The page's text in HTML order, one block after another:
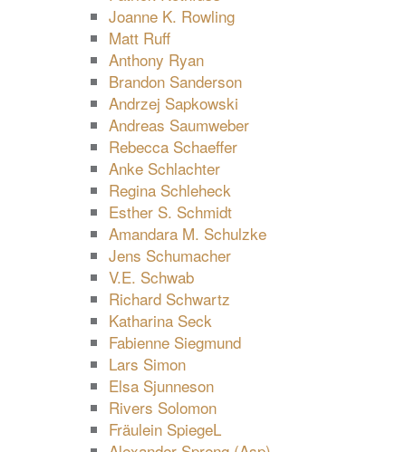
Joanne K. Rowling
Matt Ruff
Anthony Ryan
Brandon Sanderson
Andrzej Sapkowski
Andreas Saumweber
Rebecca Schaeffer
Anke Schlachter
Regina Schleheck
Esther S. Schmidt
Amandara M. Schulzke
Jens Schumacher
V.E. Schwab
Richard Schwartz
Katharina Seck
Fabienne Siegmund
Lars Simon
Elsa Sjunneson
Rivers Solomon
Fräulein SpiegeL